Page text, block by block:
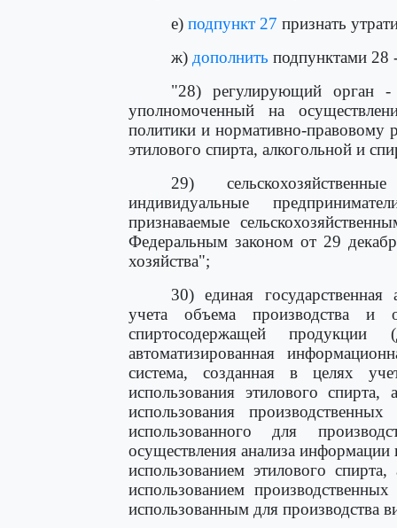
е) подпункт 27 признать
ж) дополнить подпунктами 28
"28) регулирующий орган -
уполномоченный на
политики и нормативно-правовому
этилового спирта, алкогольной и
29)
индивидуальные
признаваемые
Федеральным законом от 29
хозяйства";
30) единая государственная
учета объема производства и
спиртосодержащей продукции
автоматизированная
система, созданная в целях
использования этилового
использования
использованного для
осуществления анализа
использованием этилового
использованием
использованным для производства